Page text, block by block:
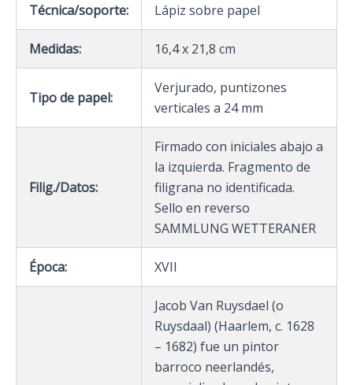
Técnica/soporte: Lápiz sobre papel
Medidas: 16,4 x 21,8 cm
Tipo de papel:
Verjurado, puntizones
verticales a 24 mm
Filig./Datos:
Firmado con iniciales abajo a
la izquierda. Fragmento de
filigrana no identificada.
Sello en reverso
SAMMLUNG WETTERANER
Época: XVII
Jacob Van Ruysdael (o
Ruysdaal) (Haarlem, c. 1628
– 1682) fue un pintor
barroco neerlandés,